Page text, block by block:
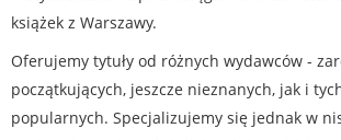
książek z Warszawy.
Oferujemy tytuły od różnych wydawców -
początkujących, jeszcze nieznanych, jak i
popularnych. Specjalizujemy się jednak w